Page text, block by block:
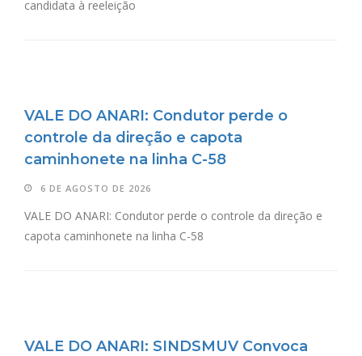
candidata à reeleição
VALE DO ANARI: Condutor perde o
controle da direção e capota
caminhonete na linha C-58
6 DE AGOSTO DE 2026
VALE DO ANARI: Condutor perde o controle da direção e
capota caminhonete na linha C-58
VALE DO ANARI: SINDSMUV Convoca